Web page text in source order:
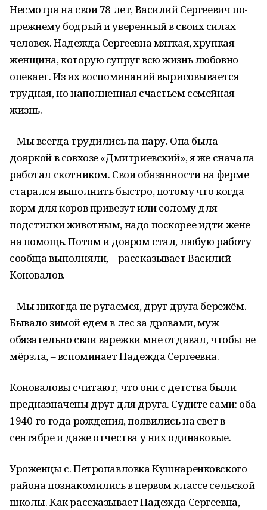
Несмотря на свои 78 лет, Василий Сергеевич по-
прежнему бодрый и уверенный в своих силах
человек. Надежда Сергеевна мягкая, хрупкая
женщина, которую супруг всю жизнь любовно
опекает. Из их воспоминаний вырисовывается
трудная, но наполненная счастьем семейная
жизнь.
– Мы всегда трудились на пару. Она была
дояркой в совхозе «Дмитриевский», я же сначала
работал скотником. Свои обязанности на ферме
старался выполнить быстро, потому что когда
корм для коров привезут или солому для
подстилки животным, надо поскорее идти жене
на помощь. Потом и дояром стал, любую работу
сообща выполняли, – рассказывает Василий
Коновалов.
– Мы никогда не ругаемся, друг друга бережём.
Бывало зимой едем в лес за дровами, муж
обязательно свои варежки мне отдавал, чтобы не
мёрзла, – вспоминает Надежда Сергеевна.
Коноваловы считают, что они с детства были
предназначены друг для друга. Судите сами: оба
1940-го года рождения, появились на свет в
сентябре и даже отчества у них одинаковые.
Уроженцы с. Петропавловка Кушнаренковского
района познакомились в первом классе сельской
школы. Как рассказывает Надежда Сергеевна,